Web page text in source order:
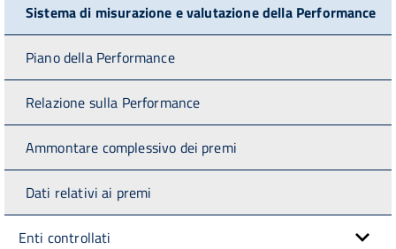
Sistema di misurazione e valutazione della Performance
Piano della Performance
Relazione sulla Performance
Ammontare complessivo dei premi
Dati relativi ai premi
Enti controllati